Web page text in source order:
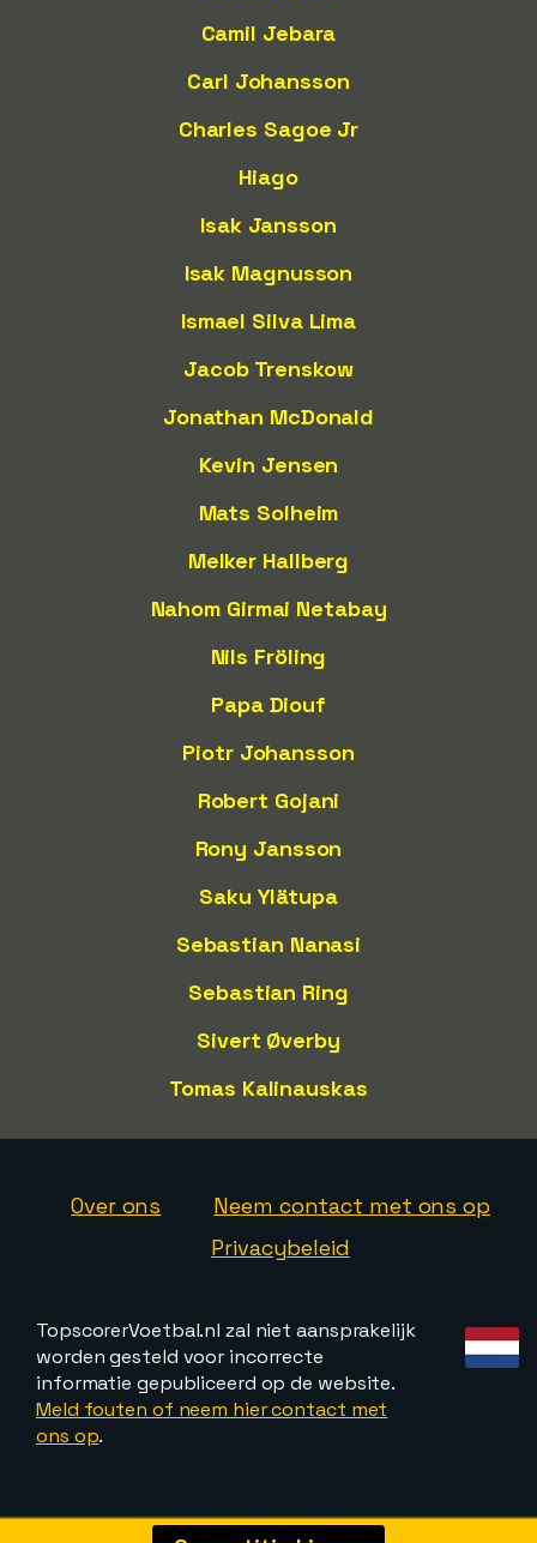
Camil Jebara
Carl Johansson
Charles Sagoe Jr
Hiago
Isak Jansson
Isak Magnusson
Ismael Silva Lima
Jacob Trenskow
Jonathan McDonald
Kevin Jensen
Mats Solheim
Melker Hallberg
Nahom Girmai Netabay
Nils Fröling
Papa Diouf
Piotr Johansson
Robert Gojani
Rony Jansson
Saku Ylätupa
Sebastian Nanasi
Sebastian Ring
Sivert Øverby
Tomas Kalinauskas
Over ons
Neem contact met ons op
Privacybeleid
TopscorerVoetbal.nl zal niet aansprakelijk
worden gesteld voor incorrecte
informatie gepubliceerd op de website.
Meld fouten of neem hier contact met
ons op.